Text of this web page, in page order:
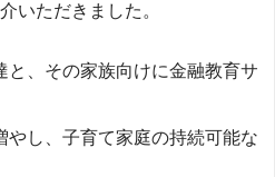
いただきました。
、その家族向けに金融教育サ
し、子育て家庭の持続可能な